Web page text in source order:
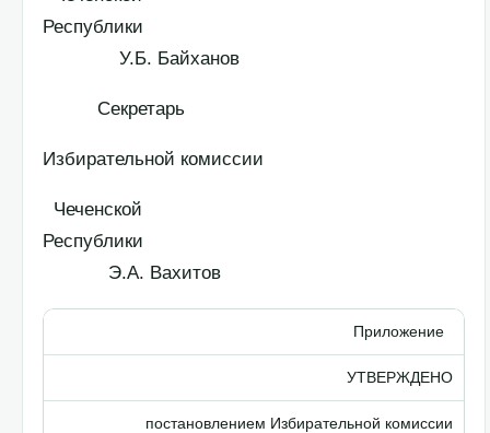
Республики
У.Б. Байханов
Секретарь
Избирательной комиссии
Чеченской
Республики
Э.А. Вахитов
Приложение
УТВЕРЖДЕНО
постановлением Избирательной комиссии